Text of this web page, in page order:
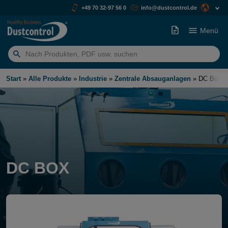
+49 70 32-97 56 0 info@dustcontrol.de
Suchen
nach:
Menü
Start » Alle Produkte » Industrie » Zentrale Absauganlagen » DC Box
DC BOX